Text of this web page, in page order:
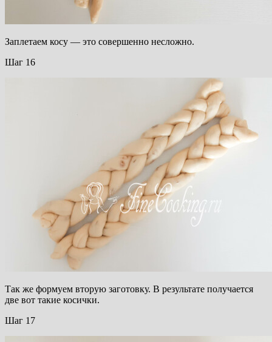
Заплетаем косу — это совершенно несложно.
Шаг 16
Так же формуем вторую заготовку. В результате получается
две вот такие косички.
Шаг 17